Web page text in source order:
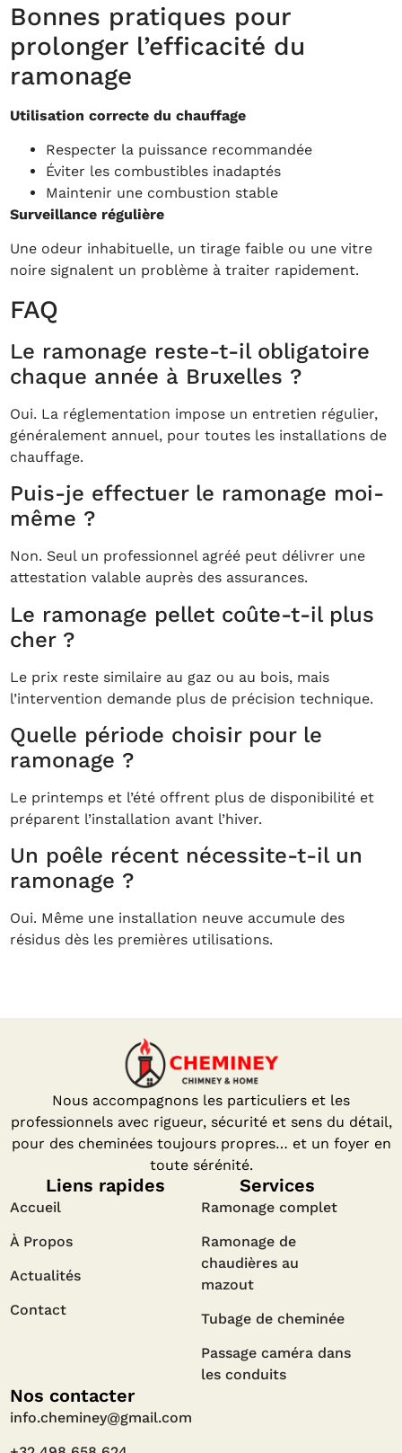
Bonnes pratiques pour
prolonger l’efficacité du
ramonage
Utilisation correcte du chauffage
Respecter la puissance recommandée
Éviter les combustibles inadaptés
Maintenir une combustion stable
Surveillance régulière
Une odeur inhabituelle, un tirage faible ou une vitre
noire signalent un problème à traiter rapidement.
FAQ
Le ramonage reste-t-il obligatoire
chaque année à Bruxelles ?
Oui. La réglementation impose un entretien régulier,
généralement annuel, pour toutes les installations de
chauffage.
Puis-je effectuer le ramonage moi-
même ?
Non. Seul un professionnel agréé peut délivrer une
attestation valable auprès des assurances.
Le ramonage pellet coûte-t-il plus
cher ?
Le prix reste similaire au gaz ou au bois, mais
l’intervention demande plus de précision technique.
Quelle période choisir pour le
ramonage ?
Le printemps et l’été offrent plus de disponibilité et
préparent l’installation avant l’hiver.
Un poêle récent nécessite-t-il un
ramonage ?
Oui. Même une installation neuve accumule des
résidus dès les premières utilisations.
Nous accompagnons les particuliers et les
professionnels avec rigueur, sécurité et sens du détail,
pour des cheminées toujours propres… et un foyer en
toute sérénité.
Liens rapides
Accueil
À Propos
Actualités
Contact
Services
Ramonage complet
Ramonage de
chaudières au
mazout
Tubage de cheminée
Passage caméra dans
les conduits
Nos contacter
info.cheminey@gmail.com